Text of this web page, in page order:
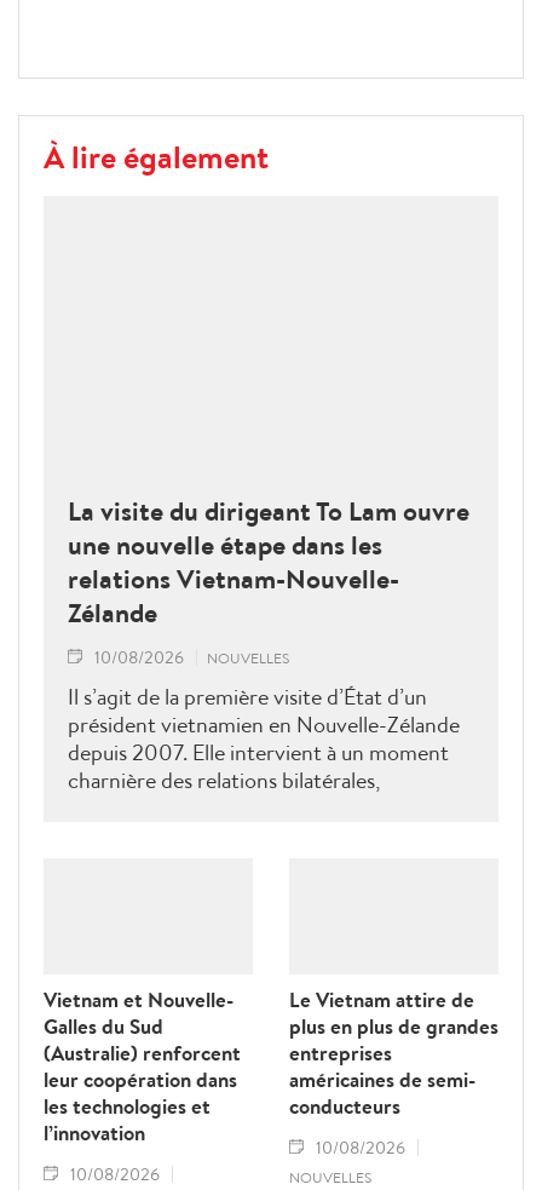
À lire également
La visite du dirigeant To Lam ouvre
une nouvelle étape dans les
relations Vietnam-Nouvelle-
Zélande
10/08/2026 NOUVELLES
Il s’agit de la première visite d’État d’un
président vietnamien en Nouvelle-Zélande
depuis 2007. Elle intervient à un moment
charnière des relations bilatérales,
Vietnam et Nouvelle-
Galles du Sud
(Australie) renforcent
leur coopération dans
les technologies et
l’innovation
10/08/2026
Le Vietnam attire de
plus en plus de grandes
entreprises
américaines de semi-
conducteurs
10/08/2026
NOUVELLES